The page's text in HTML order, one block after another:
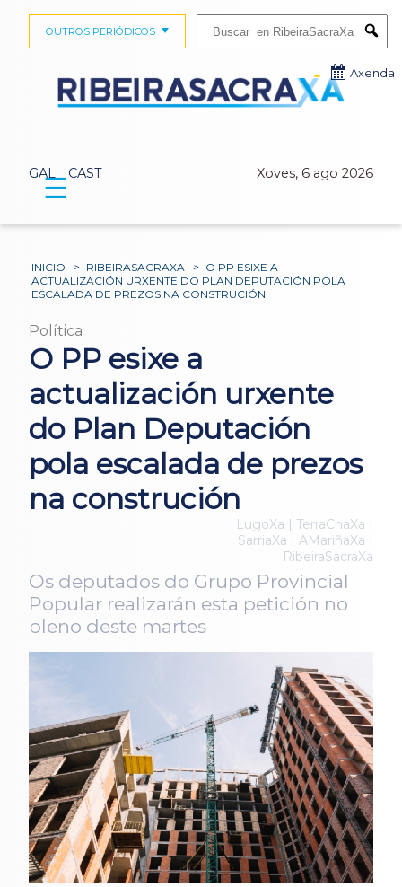
GAL CAST Xoves, 6 ago 2026
OUTROS PERIÓDICOS
Axenda
☰
INICIO > RIBEIRASACRAXA > O PP ESIXE A
ACTUALIZACIÓN URXENTE DO PLAN DEPUTACIÓN POLA
ESCALADA DE PREZOS NA CONSTRUCIÓN
Política
O PP esixe a
actualización urxente
do Plan Deputación
pola escalada de prezos
na construción
LugoXa | TerraChaXa |
SarriaXa | AMariñaXa |
RibeiraSacraXa
Os deputados do Grupo Provincial
Popular realizarán esta petición no
pleno deste martes